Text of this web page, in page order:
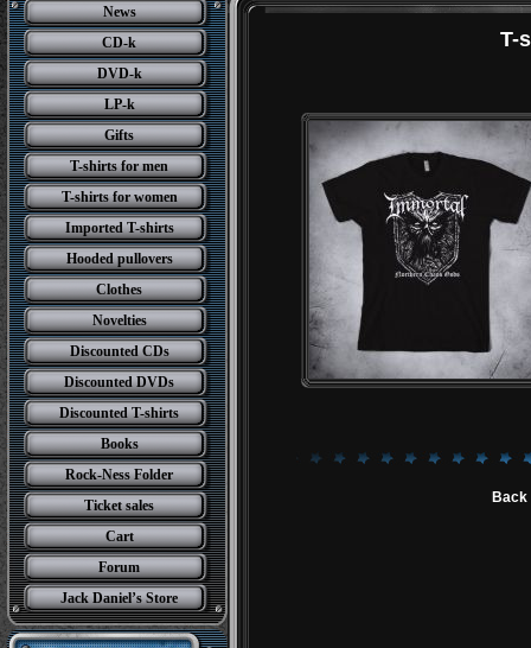
News
CD-k
DVD-k
LP-k
Gifts
T-shirts for men
T-shirts for women
Imported T-shirts
Hooded pullovers
Clothes
Novelties
Discounted CDs
Discounted DVDs
Discounted T-shirts
Books
Rock-Ness Folder
Ticket sales
Cart
Forum
Jack Daniel’s Store
T-
Back